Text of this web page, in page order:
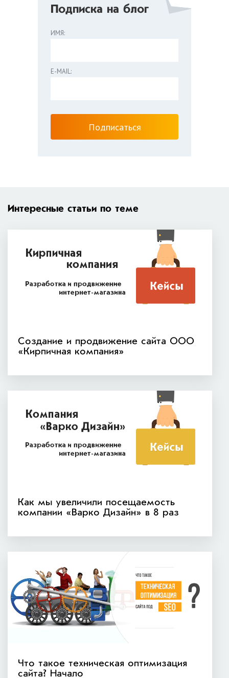
Подписка на блог
ИМЯ:
E-MAIL:
Интересные статьи по теме
Создание и продвижение сайта ООО
«Кирпичная компания»
Как мы увеличили посещаемость
компании «Варко Дизайн» в 8 раз
Что такое техническая оптимизация
сайта? Начало